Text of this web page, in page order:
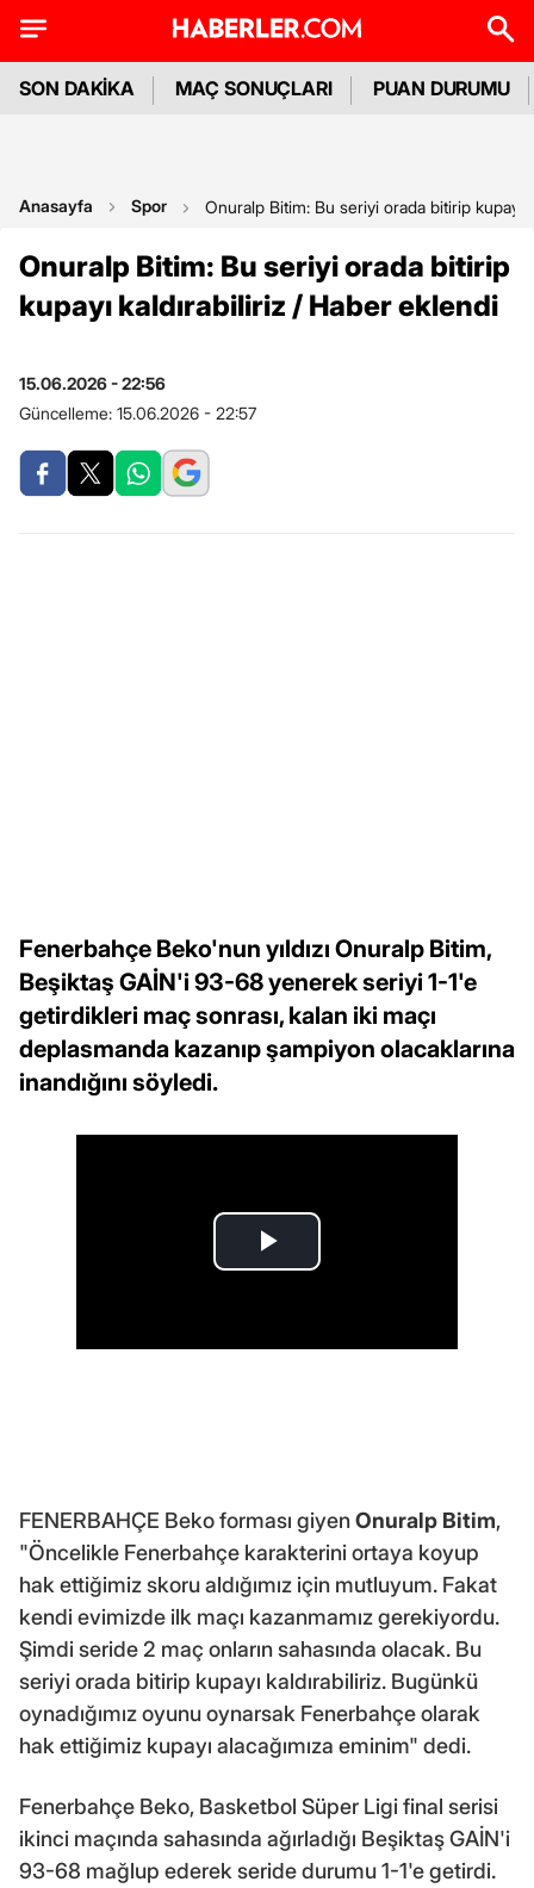
SON DAKİKA MAÇ SONUÇLARI PUAN DURUMU
Anasayfa Spor Onuralp Bitim: Bu seriyi orada bitirip kupayı
Onuralp Bitim: Bu seriyi orada bitirip
kupayı kaldırabiliriz / Haber eklendi
15.06.2026 - 22:56
Güncelleme: 15.06.2026 - 22:57
Fenerbahçe Beko'nun yıldızı Onuralp Bitim,
Beşiktaş GAİN'i 93-68 yenerek seriyi 1-1'e
getirdikleri maç sonrası, kalan iki maçı
deplasmanda kazanıp şampiyon olacaklarına
inandığını söyledi.
FENERBAHÇE Beko forması giyenOnuralp Bitim,
"Öncelikle Fenerbahçe karakterini ortaya koyup
hak ettiğimiz skoru aldığımız için mutluyum. Fakat
kendi evimizde ilk maçı kazanmamız gerekiyordu.
Şimdi seride 2 maç onların sahasında olacak. Bu
seriyi orada bitirip kupayı kaldırabiliriz. Bugünkü
oynadığımız oyunu oynarsak Fenerbahçe olarak
hak ettiğimiz kupayı alacağımıza eminim" dedi.
Fenerbahçe Beko, Basketbol Süper Ligi final serisi
ikinci maçında sahasında ağırladığı Beşiktaş GAİN'i
93-68 mağlup ederek seride durumu 1-1'e getirdi.